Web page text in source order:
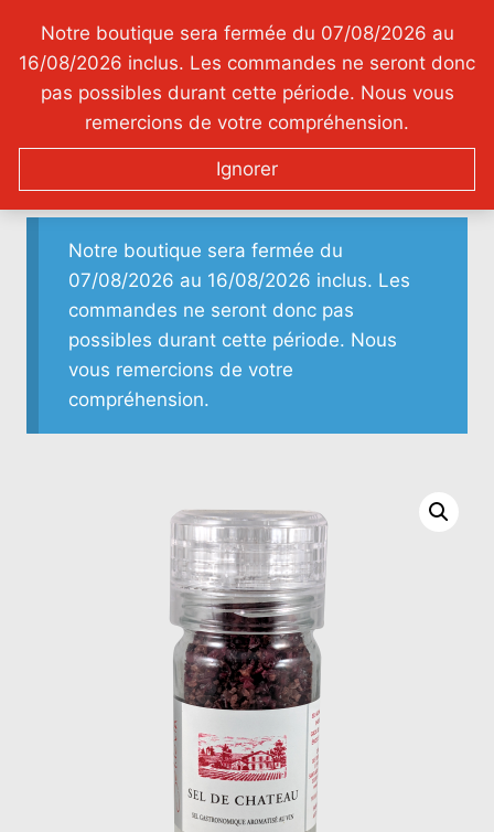
Notre boutique sera fermée du 07/08/2026 au
16/08/2026 inclus. Les commandes ne seront donc
pas possibles durant cette période. Nous vous
remercions de votre compréhension.
Ignorer
contenu
Sel gastronomique aromatisé au vin et aux
épices
Sel De Château
Notre boutique sera fermée du
07/08/2026 au 16/08/2026 inclus. Les
commandes ne seront donc pas
possibles durant cette période. Nous
vous remercions de votre
compréhension.